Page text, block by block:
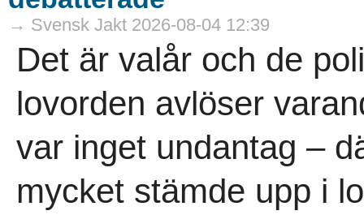
→ Svensk Jakt 2026-08-04 12:39
Det är valår och de
lovorden avlöser
var inget undantag –
mycket stämde upp i